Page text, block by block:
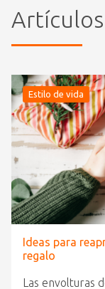
Estilo de vida
Ideas para
regalo
Las envolturas